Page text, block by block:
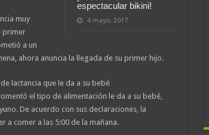
espectacular bikini!
4 mayo, 2017
muy
primer
a un
ahora anuncia la llegada de su primer hijo.
lactancia que le da a su bebé
el tipo de alimentación le da a su bebé,
De acuerdo con sus declaraciones, la
a comer a las 5:00 de la mañana.